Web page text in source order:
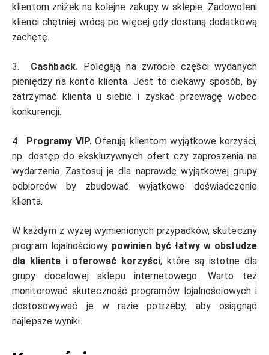
klientom zniżek na kolejne zakupy w sklepie. Zadowoleni
klienci chętniej wrócą po więcej gdy dostaną dodatkową
zachętę.
3. Cashback. Polegają na zwrocie części wydanych
pieniędzy na konto klienta. Jest to ciekawy sposób, by
zatrzymać klienta u siebie i zyskać przewagę wobec
konkurencji.
4. Programy VIP.Oferują klientom wyjątkowe korzyści,
np. dostęp do ekskluzywnych ofert czy zaproszenia na
wydarzenia. Zastosuj je dla naprawdę wyjątkowej grupy
odbiorców by zbudować wyjątkowe doświadczenie
klienta.
W każdym z wyżej wymienionych przypadków, skuteczny
program lojalnościowypowinien być łatwy w obsłudze
dla klienta i oferować korzyści, które są istotne dla
grupy docelowej sklepu internetowego. Warto też
monitorować skuteczność programów lojalnościowych i
dostosowywać je w razie potrzeby, aby osiągnąć
najlepsze wyniki.